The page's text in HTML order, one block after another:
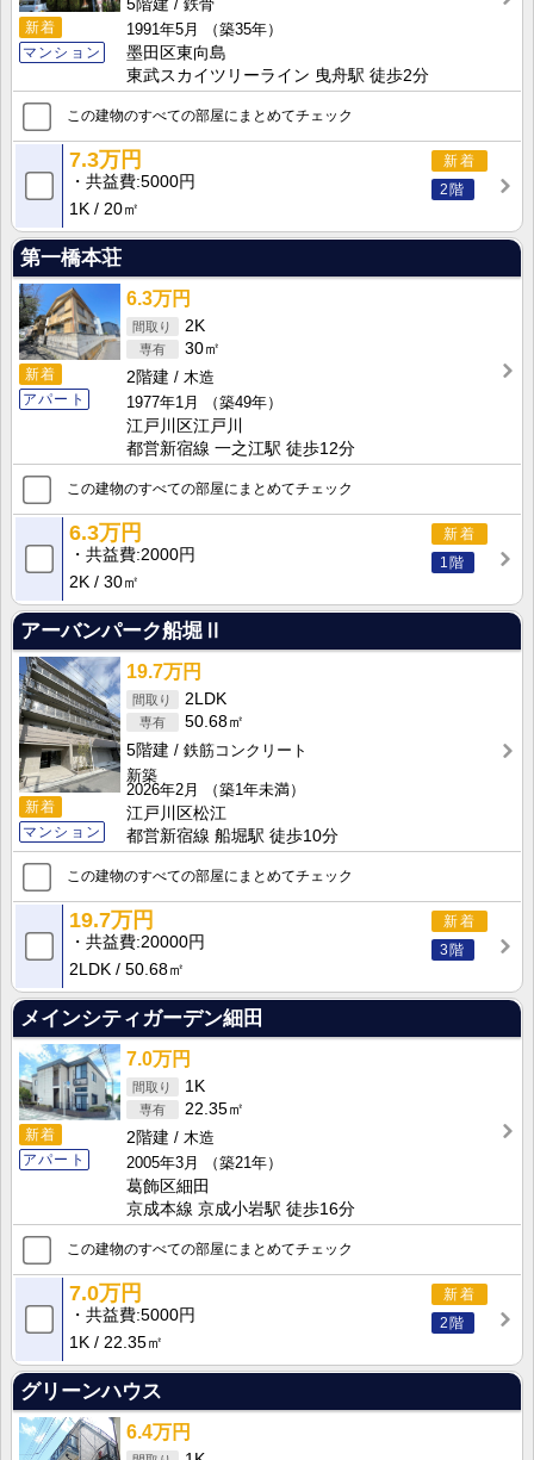
新着
マンション
5階建
鉄骨
1991年5月
（築35年）
墨田区東向島
東武スカイツリーライン 曳舟駅 徒歩2分
この建物のすべての部屋にまとめてチェック
新着
2階
7.3万円
共益費 5000円
1K
20㎡
第一橋本荘
新着
アパート
6.3万円
2K
30㎡
2階建
木造
1977年1月
（築49年）
江戸川区江戸川
都営新宿線 一之江駅 徒歩12分
この建物のすべての部屋にまとめてチェック
新着
1階
6.3万円
共益費 2000円
2K
30㎡
アーバンパーク船堀Ⅱ
新着
マンション
19.7万円
2LDK
50.68㎡
5階建
鉄筋コンクリート
新築
2026年2月
（築1年未満）
江戸川区松江
都営新宿線 船堀駅 徒歩10分
この建物のすべての部屋にまとめてチェック
新着
3階
19.7万円
共益費 20000円
2LDK
50.68㎡
メインシティガーデン細田
新着
アパート
7.0万円
1K
22.35㎡
2階建
木造
2005年3月
（築21年）
葛飾区細田
京成本線 京成小岩駅 徒歩16分
この建物のすべての部屋にまとめてチェック
新着
2階
7.0万円
共益費 5000円
1K
22.35㎡
グリーンハウス
6.4万円